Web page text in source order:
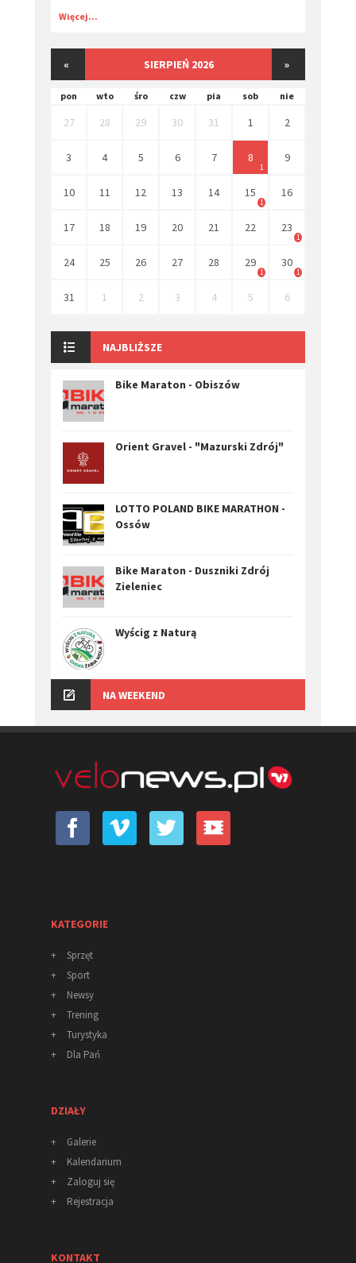
Więcej...
« SIERPIEŃ 2026 »
pon wto śro czw pia sob nie
27 28 29 30 31 1 2
3 4 5 6 7 8
1
9
10 11 12 13 14 15
1
16
17 18 19 20 21 22 23
1
24 25 26 27 28 29
1
30
1
31 1 2 3 4 5 6
NAJBLIŻSZE
Bike Maraton - Obiszów
Orient Gravel - "Mazurski Zdrój"
LOTTO POLAND BIKE MARATHON -
Ossów
Bike Maraton - Duszniki Zdrój
Zieleniec
Wyścig z Naturą
NA WEEKEND
KATEGORIE
+
Sprzęt
+
Sport
+
Newsy
+
Trening
+
Turystyka
+
Dla Pań
DZIAŁY
+
Galerie
+
Kalendarium
+
Zaloguj się
+
Rejestracja
KONTAKT